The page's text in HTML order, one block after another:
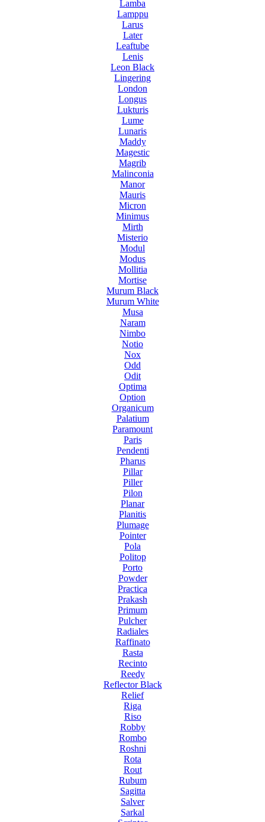
Lamba
Lamppu
Larus
Later
Leaftube
Lenis
Leon Black
Lingering
London
Longus
Lukturis
Lume
Lunaris
Maddy
Magestic
Magrib
Malinconia
Manor
Mauris
Micron
Minimus
Mirth
Misterio
Modul
Modus
Mollitia
Mortise
Murum Black
Murum White
Musa
Naram
Nimbo
Notio
Nox
Odd
Odit
Optima
Option
Organicum
Palatium
Paramount
Paris
Pendenti
Pharus
Pillar
Piller
Pilon
Planar
Planitis
Plumage
Pointer
Pola
Politop
Porto
Powder
Practica
Prakash
Primum
Pulcher
Radiales
Raffinato
Rasta
Recinto
Reedy
Reflector Black
Relief
Riga
Riso
Robby
Rombo
Roshni
Rota
Rout
Rubum
Sagitta
Salver
Sarkal